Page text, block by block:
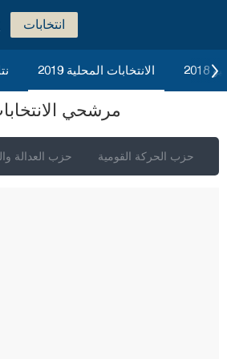
انتخابات
الانتخابات المحلية 2019
مرشحي
حزب العدالة حزب الحركة القومية